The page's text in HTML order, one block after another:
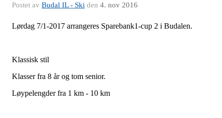
Postet av Budal IL - Ski den 4. nov 2016
Lørdag 7/1-2017 arrangeres Sparebank1-cup 2 i Budalen.
Klassisk stil
Klasser fra 8 år og tom senior.
Løypelengder fra 1 km - 10 km